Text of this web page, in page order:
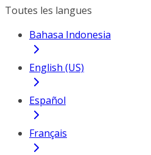
Toutes les langues
Bahasa Indonesia
English (US)
Español
Français